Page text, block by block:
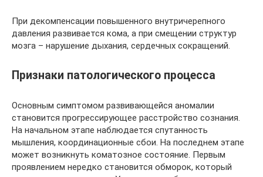
При декомпенсации повышенного внутричерепного
давления развивается кома, а при смещении структур
мозга – нарушение дыхания, сердечных сокращений.
Признаки патологического процесса
Основным симптомом развивающейся аномалии
становится прогрессирующее расстройство сознания.
На начальном этапе наблюдается спутанность
мышления, координационные сбои. На последнем этапе
может возникнуть коматозное состояние. Первым
проявлением нередко становится обморок, который